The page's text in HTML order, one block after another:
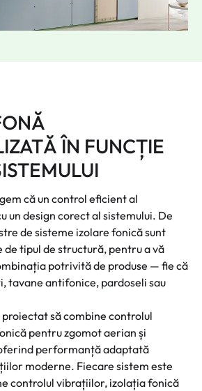
ÎN FUNCȚIE
că un control eficient al
un design corect al sistemului. De
de sisteme izolare fonică sunt
tipul de structură, pentru a vă
potrivită de produse — fie că
tavane antifonice, pardoseli sau
să combine controlul
pentru zgomot aerian și
performanță adaptată
moderne. Fiecare sistem este
controlul vibrațiilor, izolația fonică